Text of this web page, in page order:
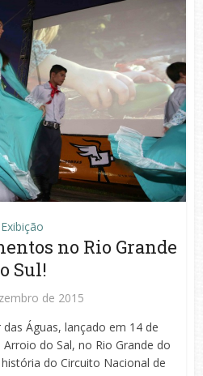
Exibição
no Rio Grande
Sul!
de 2015
das Águas, lançado em 14 de
do Sal, no Rio Grande do
do Circuito Nacional de